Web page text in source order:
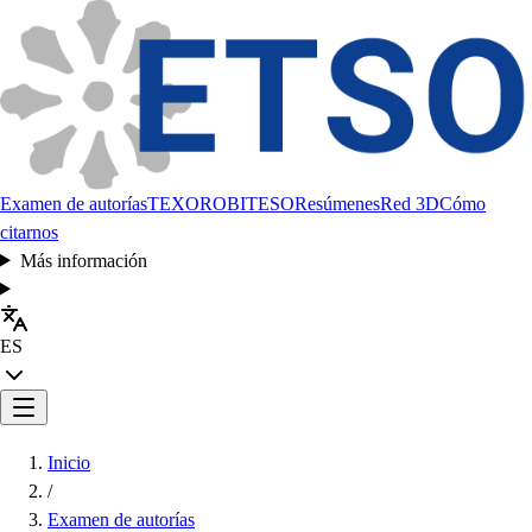
Examen de autoríasTEXOROBITESOResúmenesRed 3DCómo
citarnos
Más información
ES
Inicio
/
Examen de autorías